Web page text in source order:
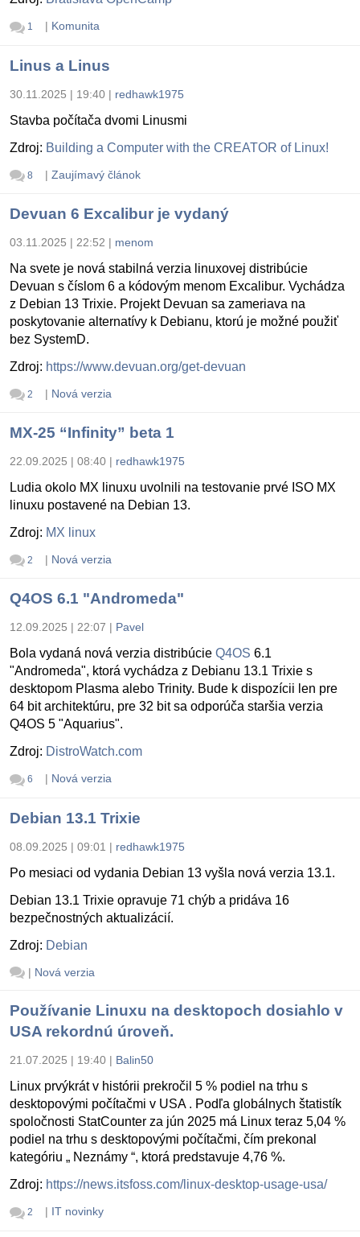
1 | Komunita
Linus a Linus
30.11.2025 | 19:40 | redhawk1975
Stavba počítača dvomi Linusmi
Zdroj: Building a Computer with the CREATOR of Linux!
8 | Zaujímavý článok
Devuan 6 Excalibur je vydaný
03.11.2025 | 22:52 | menom
Na svete je nová stabilná verzia linuxovej distribúcie
Devuan s číslom 6 a kódovým menom Excalibur. Vychádza
z Debian 13 Trixie. Projekt Devuan sa zameriava na
poskytovanie alternatívy k Debianu, ktorú je možné použiť
bez SystemD.
Zdroj: https://www.devuan.org/get-devuan
2 | Nová verzia
MX-25 “Infinity” beta 1
22.09.2025 | 08:40 | redhawk1975
Ludia okolo MX linuxu uvolnili na testovanie prvé ISO MX
linuxu postavené na Debian 13.
Zdroj: MX linux
2 | Nová verzia
Q4OS 6.1 "Andromeda"
12.09.2025 | 22:07 | Pavel
Bola vydaná nová verzia distribúcie Q4OS 6.1
"Andromeda", ktorá vychádza z Debianu 13.1 Trixie s
desktopom Plasma alebo Trinity. Bude k dispozícii len pre
64 bit architektúru, pre 32 bit sa odporúča staršia verzia
Q4OS 5 "Aquarius".
Zdroj: DistroWatch.com
6 | Nová verzia
Debian 13.1 Trixie
08.09.2025 | 09:01 | redhawk1975
Po mesiaci od vydania Debian 13 vyšla nová verzia 13.1.
Debian 13.1 Trixie opravuje 71 chýb a pridáva 16
bezpečnostných aktualizácií.
Zdroj: Debian
| Nová verzia
Používanie Linuxu na desktopoch dosiahlo v
USA rekordnú úroveň.
21.07.2025 | 19:40 | Balin50
Linux prvýkrát v histórii prekročil 5 % podiel na trhu s
desktopovými počítačmi v USA . Podľa globálnych štatistík
spoločnosti StatCounter za jún 2025 má Linux teraz 5,04 %
podiel na trhu s desktopovými počítačmi, čím prekonal
kategóriu „ Neznámy “, ktorá predstavuje 4,76 %.
Zdroj: https://news.itsfoss.com/linux-desktop-usage-usa/
2 | IT novinky